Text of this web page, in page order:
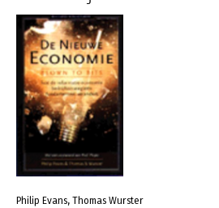
Philip Evans, Thomas Wurster